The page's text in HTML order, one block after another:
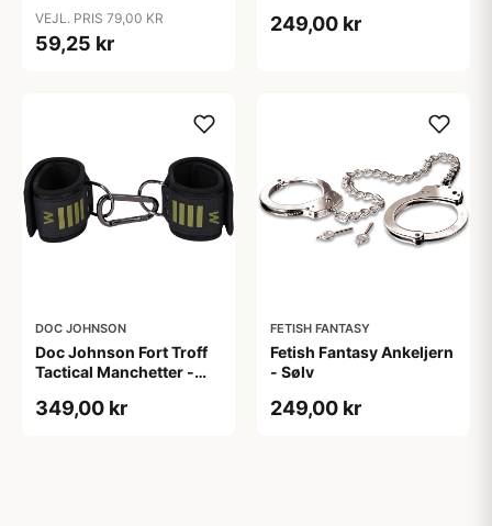
VEJL. PRIS 79,00 KR
59,25 kr
249,00 kr
DOC JOHNSON
Doc Johnson Fort Troff
Tactical Manchetter -
349,00 kr
FETISH FANTASY
Fetish Fantasy Ankeljern
- Sølv
249,00 kr